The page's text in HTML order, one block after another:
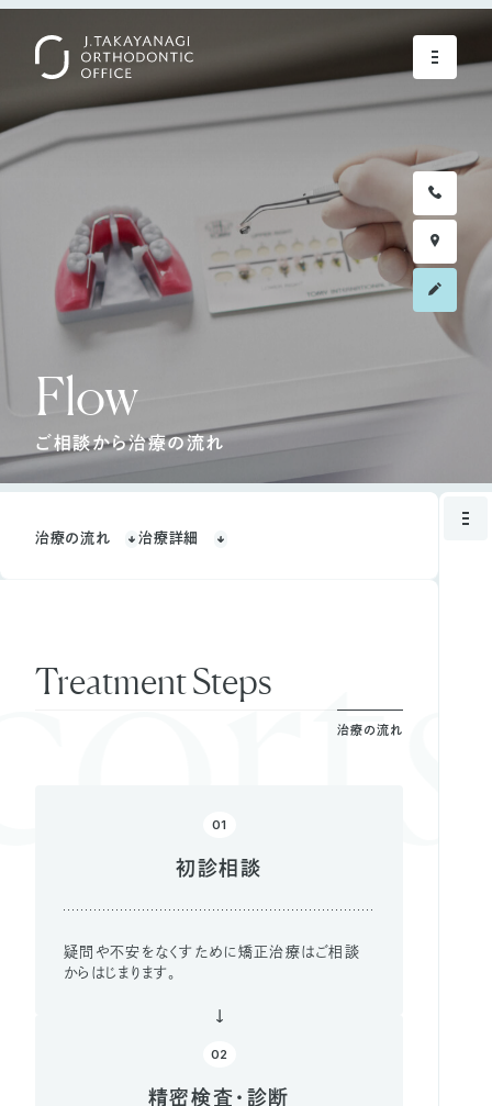
Flow
ご相談から治療の流れ
治療の流れ 治療詳細
Treatment Steps
治療の流れ
01
初診相談
疑問や不安をなくすために矯正治療はご相談
からはじまります。
02
精密検査・診断